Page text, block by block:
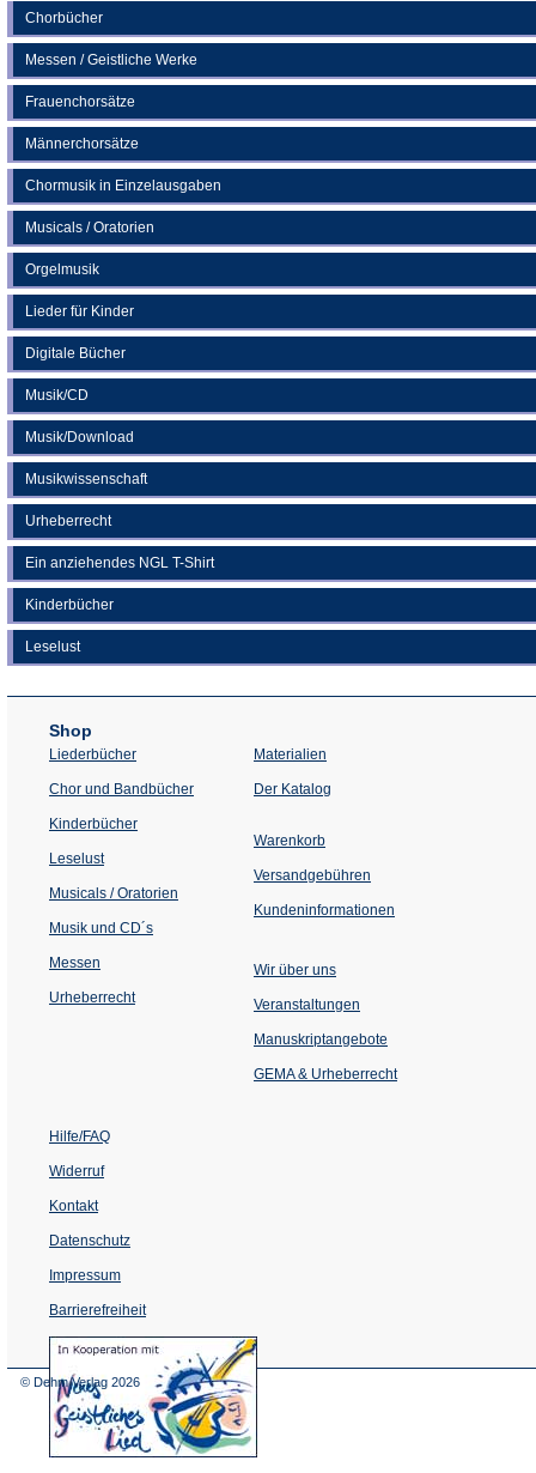
Chorbücher
Messen / Geistliche Werke
Frauenchorsätze
Männerchorsätze
Chormusik in Einzelausgaben
Musicals / Oratorien
Orgelmusik
Lieder für Kinder
Digitale Bücher
Musik/CD
Musik/Download
Musikwissenschaft
Urheberrecht
Ein anziehendes NGL T-Shirt
Kinderbücher
Leselust
Shop
Liederbücher
Chor und Bandbücher
Kinderbücher
Leselust
Musicals / Oratorien
Musik und CD´s
Messen
Urheberrecht
Materialien
Der Katalog
Warenkorb
Versandgebühren
Kundeninformationen
Wir über uns
Veranstaltungen
einem
Tab)
Manuskriptangebote
GEMA & Urheberrecht
Hilfe/FAQ
Widerruf
Kontakt
Datenschutz
Impressum
Barrierefreiheit
(Öffnet
in
© Dehm Verlag 2026